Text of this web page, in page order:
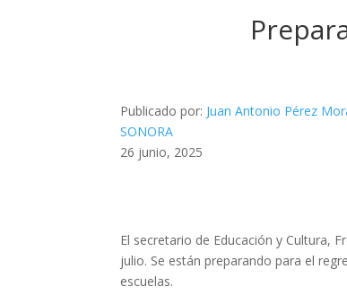
Publicado por: Juan Antonio Pérez
SONORA
26 junio, 2025
El secretario de Educación y Cultura,
julio. Se están preparando para el
escuelas.